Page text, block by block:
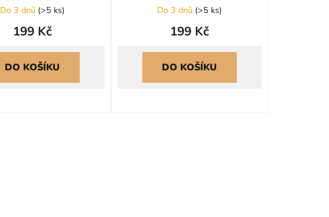
Do 3 dnů (>5 ks)
199 Kč
DO KOŠÍKU
Do 3 dnů (>5 ks)
199 Kč
DO KOŠÍKU